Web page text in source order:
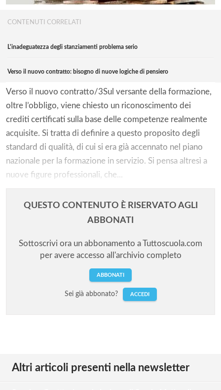
CONTENUTI CORRELATI
L'inadeguatezza degli stanziamenti problema serio
Verso il nuovo contratto: bisogno di nuove logiche di pensiero
Verso il nuovo contratto/3Sul versante della formazione,
oltre l’obbligo, viene chiesto un riconoscimento dei
crediti certificati sulla base delle competenze realmente
acquisite. Si tratta di definire a questo proposito degli
standard di qualità, di cui si era già accennato nel piano
nazionale per la formazione in servizio. Si pensa altresì a
nuove figure professionali, che...
QUESTO CONTENUTO È RISERVATO AGLI
ABBONATI
Sottoscrivi ora un abbonamento a Tuttoscuola.com
per avere accesso all'archivio completo
ABBONATI
Sei già abbonato? ACCEDI
Altri articoli presenti nella newsletter